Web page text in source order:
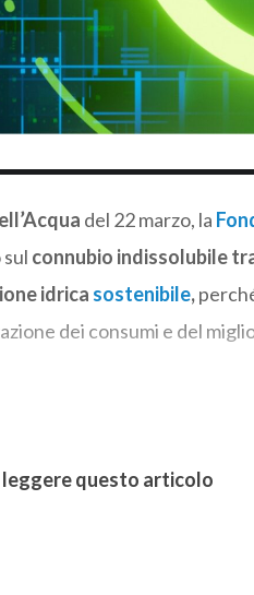
del 22 marzo, la
connubio indissolubile
idrica sostenibile,
dei consumi e del
leggere questo articolo